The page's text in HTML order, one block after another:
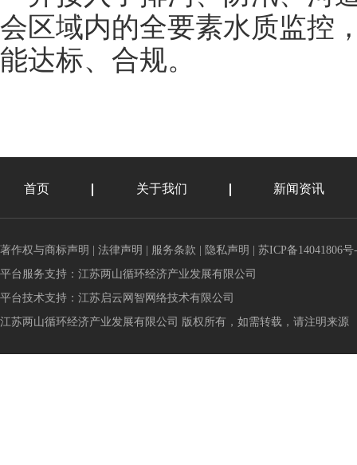
会区域内的全要素水质监控
能达标、合规。
首页 关于我们 新闻资讯
著作权与商标声明 法律声明 服务条款 隐私声明
苏ICP备14041806号
平台服务支持： 江苏两山循环经济产业发展有限公司
平台技术支持： 江苏启云网智网络技术有限公司
江苏两山循环经济产业发展有限公司 版权所有，如需转载，请注明来源